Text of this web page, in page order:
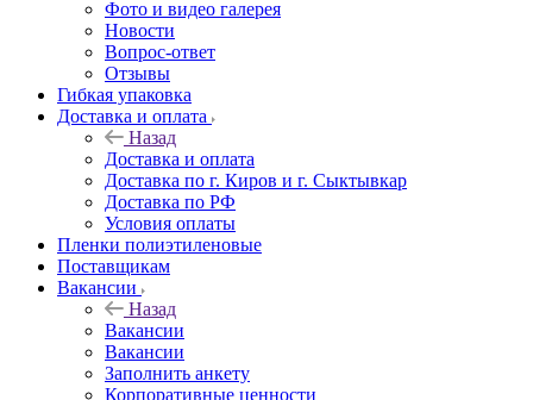
Фото и видео галерея
Новости
Вопрос-ответ
Отзывы
Гибкая упаковка
Доставка и оплата
Назад
Доставка и оплата
Доставка по г. Киров и г. Сыктывкар
Доставка по РФ
Условия оплаты
Пленки полиэтиленовые
Поставщикам
Вакансии
Назад
Вакансии
Вакансии
Заполнить анкету
Корпоративные ценности